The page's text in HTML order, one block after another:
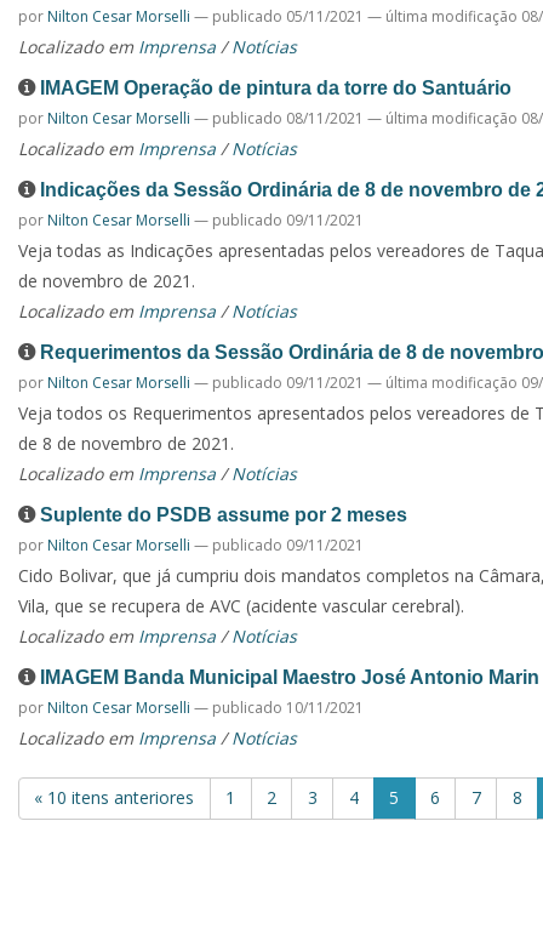
por Nilton Cesar Morselli — publicado 05/11/2021 — última modificação
Localizado em Imprensa /Notícias
IMAGEM Operação de pintura da torre do Santuário
por Nilton Cesar Morselli — publicado 08/11/2021 — última modificação
Localizado em Imprensa /Notícias
Indicações da Sessão Ordinária de 8 de novembro de
por Nilton Cesar Morselli — publicado 09/11/2021
Veja todas as Indicações apresentadas pelos vereadores de
de novembro de 2021.
Localizado em Imprensa /Notícias
Requerimentos da Sessão Ordinária de 8 de
por Nilton Cesar Morselli — publicado 09/11/2021 — última modificação
Veja todos os Requerimentos apresentados pelos vereadores de
de 8 de novembro de 2021.
Localizado em Imprensa /Notícias
Suplente do PSDB assume por 2 meses
por Nilton Cesar Morselli — publicado 09/11/2021
Cido Bolivar, que já cumpriu dois mandatos completos na
Vila, que se recupera de AVC (acidente vascular cerebral).
Localizado em Imprensa /Notícias
IMAGEM Banda Municipal Maestro José Antonio Marin
por Nilton Cesar Morselli — publicado 10/11/2021
Localizado em Imprensa /Notícias
« 10 itens anteriores 1 2 3 4 5 6 7 8